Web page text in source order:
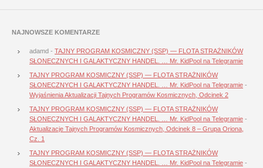
NAJNOWSZE KOMENTARZE
adamd - TAJNY PROGRAM KOSMICZNY (SSP) — FLOTA STRAŻNIKÓW
SŁONECZNYCH I GALAKTYCZNY HANDEL. … Mr. KidPool na Telegramie
TAJNY PROGRAM KOSMICZNY (SSP) — FLOTA STRAŻNIKÓW
SŁONECZNYCH I GALAKTYCZNY HANDEL. … Mr. KidPool na Telegramie -
Wyjaśnienia Aktualizacji Tajnych Programów Kosmicznych, Odcinek 2
TAJNY PROGRAM KOSMICZNY (SSP) — FLOTA STRAŻNIKÓW
SŁONECZNYCH I GALAKTYCZNY HANDEL. … Mr. KidPool na Telegramie -
Aktualizacje Tajnych Programów Kosmicznych, Odcinek 8 – Grupa Oriona,
Cz. 1
TAJNY PROGRAM KOSMICZNY (SSP) — FLOTA STRAŻNIKÓW
SŁONECZNYCH I GALAKTYCZNY HANDEL. … Mr. KidPool na Telegramie -